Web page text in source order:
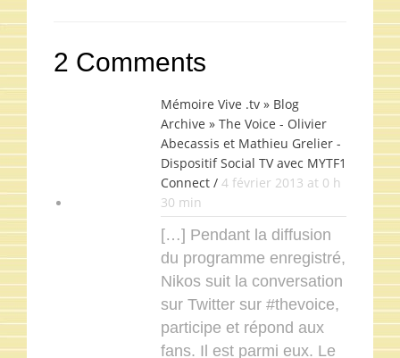
2 Comments
Mémoire Vive .tv » Blog
Archive » The Voice - Olivier
Abecassis et Mathieu Grelier -
Dispositif Social TV avec MYTF1
Connect / 4 février 2013 at 0 h
30 min
[…] Pendant la diffusion
du programme enregistré,
Nikos suit la conversation
sur Twitter sur #thevoice,
participe et répond aux
fans. Il est parmi eux. Le